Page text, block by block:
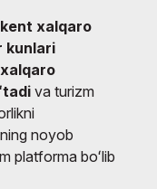
xalqaro
kunlari
va turizm
noyob
platforma boʻlib